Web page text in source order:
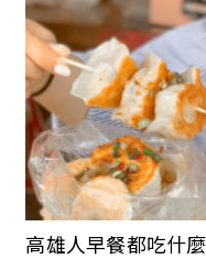
高雄人早餐都吃什